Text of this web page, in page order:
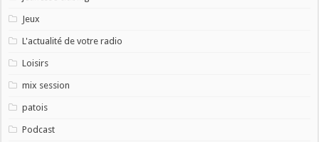
Jeux
L'actualité de votre radio
Loisirs
mix session
patois
Podcast